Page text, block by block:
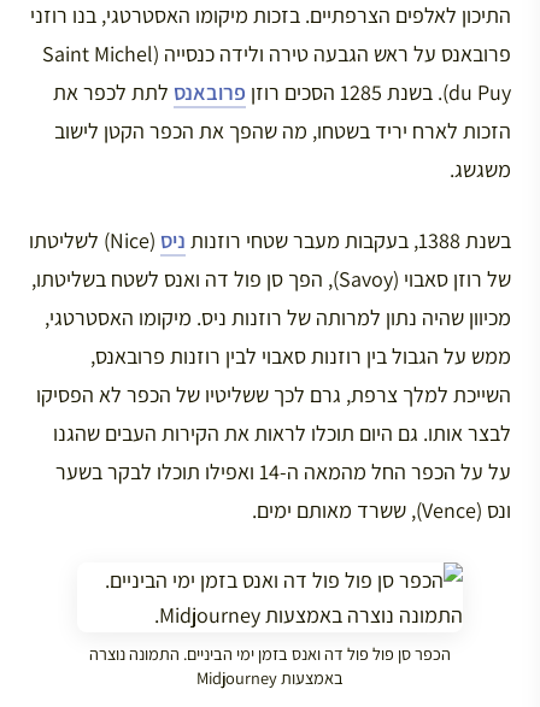
התיכון לאלפים הצרפתיים. בזכות מיקומו האסטרטגי, בנו רוזני
פרובאנס על ראש הגבעה טירה ולידה כנסייה (Saint Michel
du Puy). בשנת 1285 הסכים רוזן
פרובאנס לתת לכפר את
הזכות לארח יריד בשטחו, מה שהפך את הכפר הקטן לישוב
משגשג.
בשנת 1388, בעקבות מעבר שטחי רוזנות ניס
(Nice) לשליטתו
של רוזן סאבוי (Savoy), הפך סן פול דה ואנס לשטח בשליטתו,
מכיוון שהיה נתון למרותה של רוזנות ניס. מיקומו האסטרטגי,
ממש על הגבול בין רוזנות סאבוי לבין רוזנות פרובאנס,
השייכת למלך צרפת, גרם לכך ששליטיו של הכפר לא הפסיקו
לבצר אותו. גם היום תוכלו לראות את הקירות העבים שהגנו
על על הכפר החל מהמאה ה-14 ואפילו תוכלו לבקר בשער
ונס (Vence), ששרד מאותם ימים.
הכפר סן פול פול דה ואנס בזמן ימי הביניים. התמונה נוצרה
באמצעות Midjourney